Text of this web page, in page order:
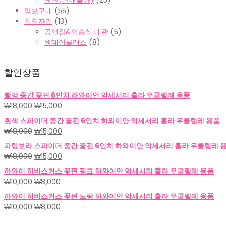
악보구매 (55)
천칭자리 (13)
공연장&연습실 대관 (5)
원데이클래스 (8)
할인상품
빨강 중간 꽃핀 6인치 하와이안 악세서리 훌라 우쿨렐레 용품
₩18,000 원
래
가
격:
₩18,000.
₩15,000
재
가
격:
₩15,000.
흰색 스파이더 중간 꽃핀 6인치 하와이안 악세서리 훌라 우쿨렐레 용품
₩18,000 원
래
가
격:
₩18,000.
₩15,000
재
가
격:
₩15,000.
파랑보라 스파이더 중간 꽃핀 6인치 하와이안 악세서리 훌라 우쿨렐레
₩18,000 원
래
가
격:
₩18,000.
₩15,000
재
가
₩15,000.
하와이 히비스커스 꽃핀 핑크 하와이안 악세서리 훌라 우쿨렐레 용품
₩10,000 원
래
가
격:
₩8,000
재
가
격:
하와이 히비스커스 꽃핀 노랑 하와이안 악세서리 훌라 우쿨렐레 용품
₩10,000 원
₩8,000